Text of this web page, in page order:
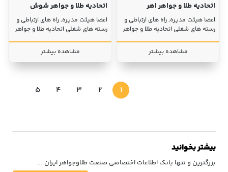
اتحادیه طلا و جواهر اهر
اعضا هیئت مدیره, راه های ارتباطی و
رسته های شغلی اتحادیه طلا و جواهر
مشاهده بیشتر
اتحادیه طلا و جواهر شوش
اعضا هیئت مدیره, راه های ارتباطی و
رسته های شغلی اتحادیه طلا و جواهر
مشاهده بیشتر
1
2
3
4
5
بیشتر بخوانید
بزرگترین و تنها بانک اطلاعات اختصاصی صنعت طلاوجواهر ایران ...